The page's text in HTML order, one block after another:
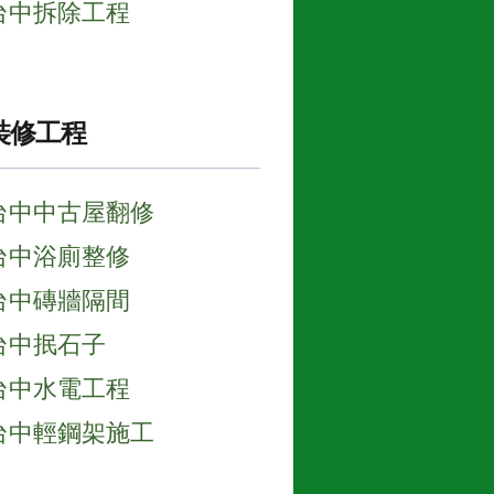
中拆除工程
修工程
中中古屋翻修
中浴廁整修
中磚牆隔間
中抿石子
中水電工程
中輕鋼架施工